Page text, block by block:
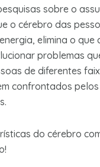
sobre o
o cérebro das
elimina o
problemas
de diferentes
confrontados
do cérebro